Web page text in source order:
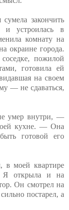
закончить
и устроилась в
комнату на
окраине города.
пожилой
готовила ей
на своем
— не сдаваться,
умер внутри, —
кухне. — Она
готовой его
в моей квартире
Я открыла и на
Он смотрел на
постарел, а